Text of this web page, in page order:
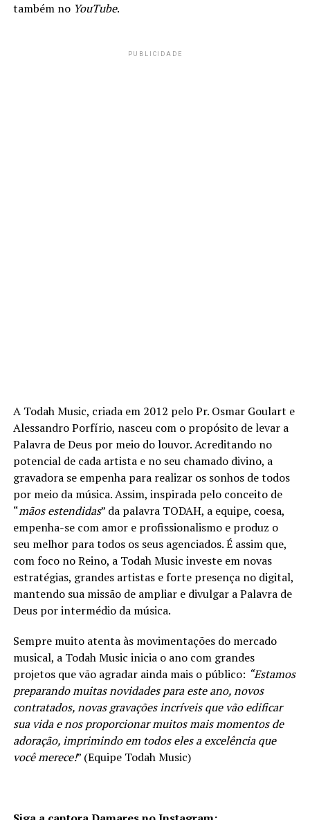
também no YouTube.
PUBLICIDADE
A Todah Music, criada em 2012 pelo Pr. Osmar Goulart e
Alessandro Porfírio, nasceu com o propósito de levar a
Palavra de Deus por meio do louvor. Acreditando no
potencial de cada artista e no seu chamado divino, a
gravadora se empenha para realizar os sonhos de todos
por meio da música. Assim, inspirada pelo conceito de
“mãos estendidas” da palavra TODAH, a equipe, coesa,
empenha-se com amor e profissionalismo e produz o
seu melhor para todos os seus agenciados. É assim que,
com foco no Reino, a Todah Music investe em novas
estratégias, grandes artistas e forte presença no digital,
mantendo sua missão de ampliar e divulgar a Palavra de
Deus por intermédio da música.
Sempre muito atenta às movimentações do mercado
musical, a Todah Music inicia o ano com grandes
projetos que vão agradar ainda mais o público: “Estamos
preparando muitas novidades para este ano, novos
contratados, novas gravações incríveis que vão edificar
sua vida e nos proporcionar muitos mais momentos de
adoração, imprimindo em todos eles a excelência que
você merece!” (Equipe Todah Music)